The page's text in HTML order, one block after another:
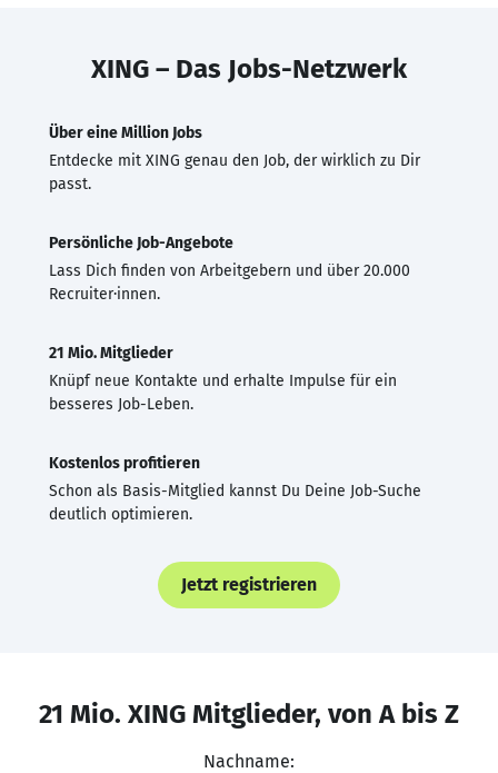
XING – Das Jobs-Netzwerk
Über eine Million Jobs
Entdecke mit XING genau den Job, der wirklich zu Dir
passt.
Persönliche Job-Angebote
Lass Dich finden von Arbeitgebern und über 20.000
Recruiter·innen.
21 Mio. Mitglieder
Knüpf neue Kontakte und erhalte Impulse für ein
besseres Job-Leben.
Kostenlos profitieren
Schon als Basis-Mitglied kannst Du Deine Job-Suche
deutlich optimieren.
Jetzt registrieren
21 Mio. XING Mitglieder, von A bis Z
Nachname: